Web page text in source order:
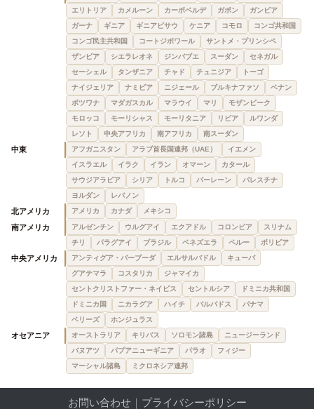
エリトリア
カメルーン カーボベルデ ガボン
ガンビア
ガーナ
ギニア ギニアビサウ ケニア コモロ
コンゴ共和国
コンゴ民主共和国
コートジボワール
サントメ・プリンシペ
ザンビア
シエラレオネ ジンバブエ スーダン
セネガル
セーシェル
タンザニア チャド チュニジア
トーゴ
ナイジェリア
ナミビア ニジェール ブルキナファソ
ベナン
ボツワナ
マダガスカル マラウイ マリ
モザンビーク
モロッコ
モーリシャス モーリタニア リビア
ルワンダ
レソト
中央アフリカ 南アフリカ 南スーダン
中東 アフガニスタン アラブ首長国連邦（UAE）
イエメン
イスラエル
イラク イラン オマーン
カタール
サウジアラビア
シリア トルコ バーレーン
パレスチナ
ヨルダン
レバノン
北アメリカ アメリカ カナダ メキシコ
南アメリカ アルゼンチン ウルグアイ エクアドル コロンビア
スリナム
チリ
パラグアイ ブラジル ベネズエラ ペルー ボリビア
中央アメリカ アンティグア・バーブーダ エルサルバドル
キューバ
グアテマラ
コスタリカ
ジャマイカ
セントクリストファー・ネイビス
セントルシア
ドミニカ共和国
ドミニカ国
ニカラグア ハイチ バルバドス
パナマ
ベリーズ
ホンジュラス
オセアニア オーストラリア キリバス ソロモン諸島
ニュージーランド
バヌアツ
パプアニューギニア パラオ
フィジー
マーシャル諸島
ミクロネシア連邦
お問い合わせ｜ プライバシーポリシー